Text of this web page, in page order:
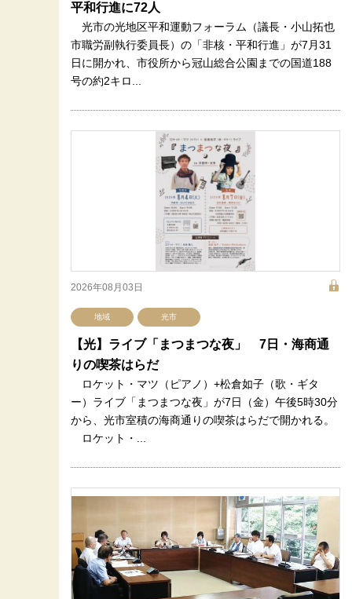
平和行進に72人
光市の光地区平和運動フォーラム（議長・小山拓也
市職労副執行委員長）の「非核・平和行進」が7月31
日に開かれ、市役所から冠山総合公園までの国道188
号の約2キロ...
2026年08月03日
地域 光市
【光】ライブ「まつまつな夜」 7日・海商通
りの喫茶はらだ
ロケット・マツ（ピアノ）+松倉如子（歌・ギタ
ー）ライブ「まつまつな夜」が7日（金）午後5時30分
から、光市室積の海商通りの喫茶はらだで開かれる。
ロケット・...